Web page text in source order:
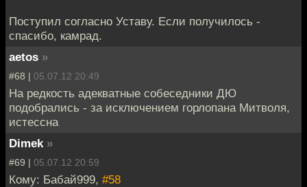
Поступил согласно Уставу. Если получилось -
спасибо, камрад.
aetos »
#68 | 05.07.12 20:49
На редкость адекватные собеседники ДЮ
подобрались - за исключением горлопана Митволя,
истессна
Dimek »
#69 | 05.07.12 20:59
Кому: Бабай999, #58